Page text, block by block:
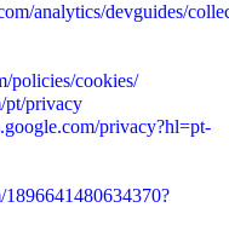
analytics/devguides/
policies/cookies/
pt/privacy
privacy?hl=pt-
1896641480634370?